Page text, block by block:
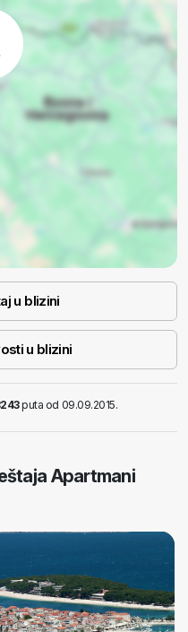
u blizini
u blizini
puta od 09.09.2015.
Apartmani